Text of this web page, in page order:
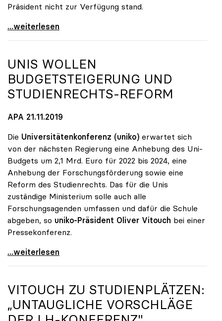
Präsident nicht zur Verfügung stand.
Sabine Seidler zur Präsidentin der uniko gewählt
...weiterlesen
UNIS WOLLEN
BUDGETSTEIGERUNG UND
STUDIENRECHTS-REFORM
APA 21.11.2019
Die Universitätenkonferenz (uniko) erwartet sich
von der nächsten Regierung eine Anhebung des Uni-
Budgets um 2,1 Mrd. Euro für 2022 bis 2024, eine
Anhebung der Forschungsförderung sowie eine
Reform des Studienrechts. Das für die Unis
zuständige Ministerium solle auch alle
Forschungsagenden umfassen und dafür die Schule
abgeben, so uniko-Präsident Oliver Vitouch bei einer
Pressekonferenz.
Unis wollen Budgetsteigerung und
...weiterlesen
VITOUCH ZU STUDIENPLÄTZEN:
„UNTAUGLICHE VORSCHLÄGE